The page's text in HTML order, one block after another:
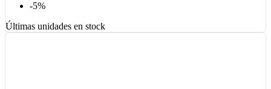
-5%
Últimas unidades en stock